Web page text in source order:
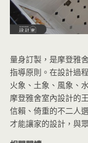
量身訂製，是摩登雅
指導原則。在設計過
火象、土象、風象、
摩登雅舍室內設計的
信賴、倚重的不二人
才能讓家的設計，與